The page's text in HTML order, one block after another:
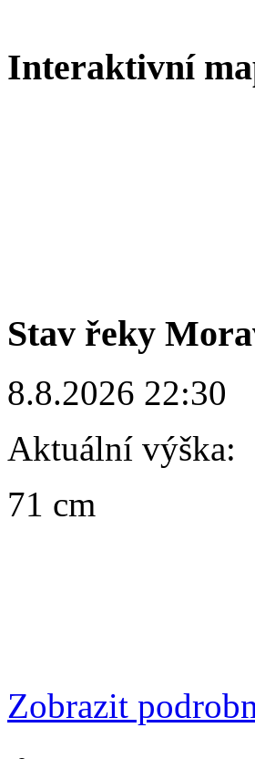
Interaktivní
Stav řeky
8.8.2026 22:30
Aktuální výška:
71 cm
Zobrazit